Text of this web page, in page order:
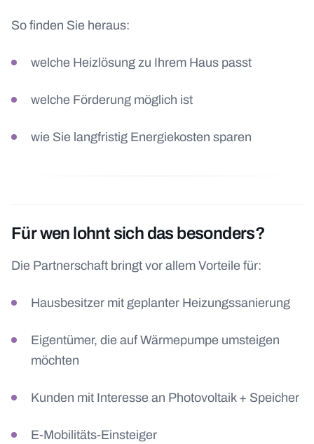
So finden Sie heraus:
welche Heizlösung zu Ihrem Haus passt
welche Förderung möglich ist
wie Sie langfristig Energiekosten sparen
Für wen lohnt sich das besonders?
Die Partnerschaft bringt vor allem Vorteile für:
Hausbesitzer mit geplanter Heizungssanierung
Eigentümer, die auf Wärmepumpe umsteigen
möchten
Kunden mit Interesse an Photovoltaik + Speicher
E-Mobilitäts-Einsteiger